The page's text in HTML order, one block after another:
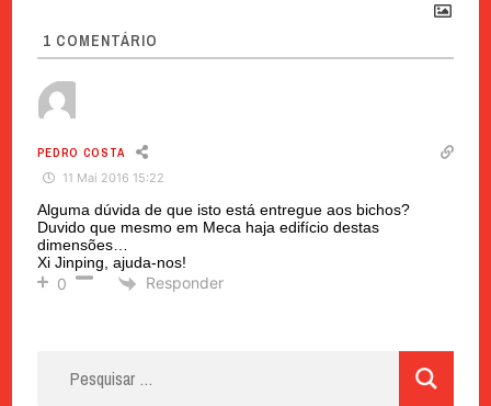
1 COMENTÁRIO
PEDRO COSTA
11 Mai 2016 15:22
Alguma dúvida de que isto está entregue aos bichos?
Duvido que mesmo em Meca haja edifício destas
dimensões…
Xi Jinping, ajuda-nos!
0 Responder